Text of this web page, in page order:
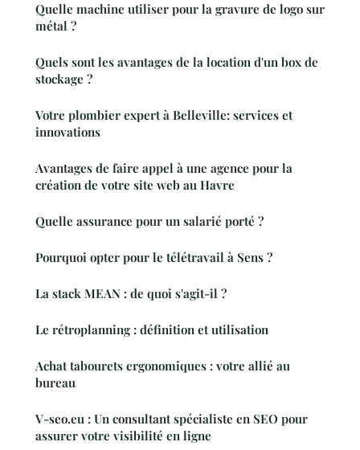
Quelle machine utiliser pour la gravure de logo sur
métal ?
Quels sont les avantages de la location d'un box de
stockage ?
Votre plombier expert à Belleville: services et
innovations
Avantages de faire appel à une agence pour la
création de votre site web au Havre
Quelle assurance pour un salarié porté ?
Pourquoi opter pour le télétravail à Sens ?
La stack MEAN : de quoi s'agit-il ?
Le rétroplanning : définition et utilisation
Achat tabourets ergonomiques : votre allié au
bureau
V-seo.eu : Un consultant spécialiste en SEO pour
assurer votre visibilité en ligne